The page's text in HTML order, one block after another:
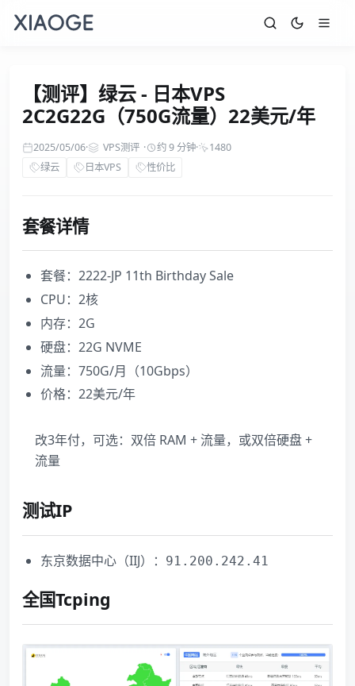
【测评】绿云 - 日本VPS
2C2G22G（750G流量）22美元/年
2025/05/06· VPS测评 · 约 9 分钟·
1480
绿云
日本VPS 性价比
套餐详情
套餐：2222-JP 11th Birthday Sale
CPU：2核
内存：2G
硬盘：22G NVME
流量：750G/月（10Gbps）
价格：22美元/年
改3年付，可选：双倍 RAM + 流量，或双倍硬盘 +
流量
测试IP
东京数据中心（IIJ）： 91.200.242.41
全国Tcping